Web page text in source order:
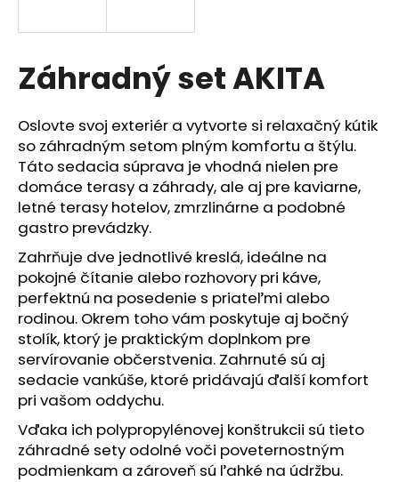
Záhradný set AKITA
Oslovte svoj exteriér a vytvorte si relaxačný kútik
so záhradným setom plným komfortu a štýlu.
Táto sedacia súprava je vhodná nielen pre
domáce terasy a záhrady, ale aj pre kaviarne,
letné terasy hotelov, zmrzlinárne a podobné
gastro prevádzky.
Zahrňuje dve jednotlivé kreslá, ideálne na
pokojné čítanie alebo rozhovory pri káve,
perfektnú na posedenie s priateľmi alebo
rodinou. Okrem toho vám poskytuje aj bočný
stolík, ktorý je praktickým doplnkom pre
servírovanie občerstvenia. Zahrnuté sú aj
sedacie vankúše, ktoré pridávajú ďalší komfort
pri vašom oddychu.
Vďaka ich polypropylénovej konštrukcii sú tieto
záhradné sety odolné voči poveternostným
podmienkam a zároveň sú ľahké na údržbu.
s
ť
?
HĽADAŤ
O
d
p
o
r
ú
č
a
m
e